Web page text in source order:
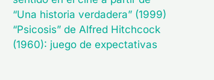
“Una historia verdadera” (1999)
“Psicosis” de Alfred Hitchcock
(1960): juego de expectativas